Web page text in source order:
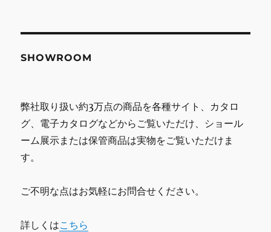
SHOWROOM
弊社取り扱い約3万点の商品を各種サイト、カタロ
グ、電子カタログなどからご覧いただけ、ショール
ーム展示または保管商品は実物をご覧いただけま
す。
ご不明な点はお気軽にお問合せください。
詳しくはこちら